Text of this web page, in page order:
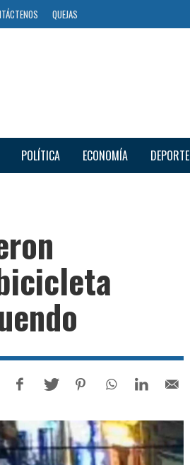
QUEJAS
POLÍTICA ECONOMÍA DEPORTE